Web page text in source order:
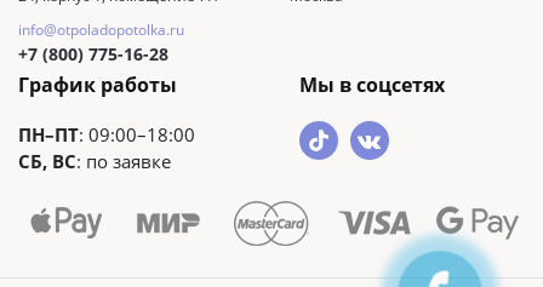
info@otpoladopotolka.ru
+7 (800) 775-16-28
График работы
ПН–ПТ: 09:00–18:00
СБ, ВС: по заявке
Мы в соцсетях